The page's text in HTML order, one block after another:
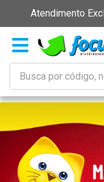
Atendimento